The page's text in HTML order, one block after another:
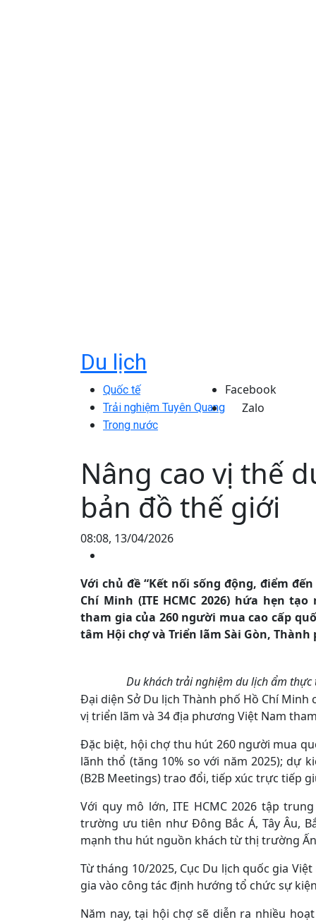
Du lịch
Quốc tế
Trải nghiệm Tuyên Quang
Trong nước
Facebook
Zalo
Nâng cao vị thế
bản đồ thế giới
08:08, 13/04/2026
Với chủ đề “Kết nối sống động, điểm
Chí Minh (ITE HCMC 2026) hứa hẹn
tham gia của 260 người mua cao cấp
tâm Hội chợ và Triển lãm Sài Gòn, Thành
Du khách trải nghiệm du lịch ẩm thực
Đại diện Sở Du lịch Thành phố Hồ Chí
vị triển lãm và 34 địa phương Việt Nam
Đặc biệt, hội chợ thu hút 260 người mua
lãnh thổ (tăng 10% so với năm 2025); dự
(B2B Meetings) trao đổi, tiếp xúc trực tiếp
Với quy mô lớn, ITE HCMC 2026 tập
trường ưu tiên như Đông Bắc Á, Tây Âu,
mạnh thu hút nguồn khách từ thị trường
Từ tháng 10/2025, Cục Du lịch quốc gia
gia vào công tác định hướng tổ chức sự
Năm nay, tại hội chợ sẽ diễn ra nhiều